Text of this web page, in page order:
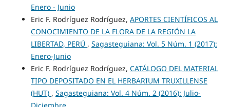
Enero - Junio
Eric F. Rodríguez Rodríguez, APORTES CIENTÍFICOS AL
CONOCIMIENTO DE LA FLORA DE LA REGIÓN LA
LIBERTAD, PERÚ , Sagasteguiana: Vol. 5 Núm. 1 (2017):
Enero-Junio
Eric F. Rodríguez Rodríguez, CATÁLOGO DEL MATERIAL
TIPO DEPOSITADO EN EL HERBARIUM TRUXILLENSE
(HUT) , Sagasteguiana: Vol. 4 Núm. 2 (2016): Julio-